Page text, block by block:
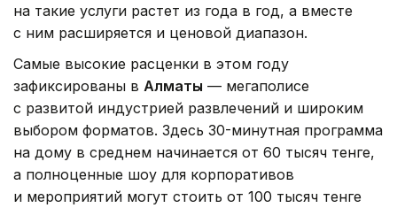
на такие услуги растет из года в год, а вместе
с ним расширяется и ценовой диапазон.
Самые высокие расценки в этом году
зафиксированы в Алматы — мегаполисе
с развитой индустрией развлечений и широким
выбором форматов. Здесь 30-минутная программа
на дому в среднем начинается от 60 тысяч тенге,
а полноценные шоу для корпоративов
и мероприятий могут стоить от 100 тысяч тенге